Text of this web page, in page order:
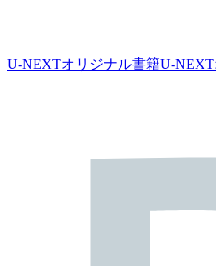
U-NEXTオリジナル書籍U-